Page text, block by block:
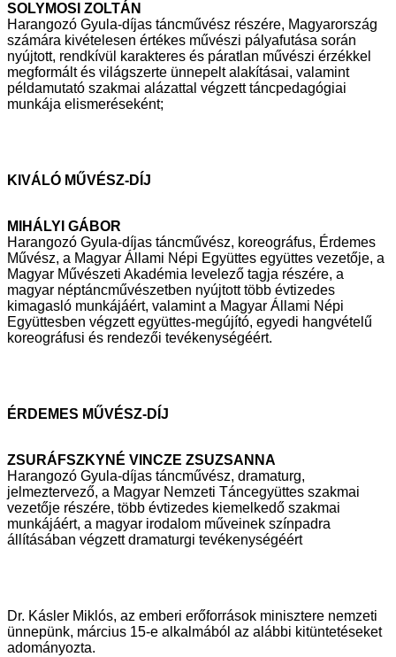
SOLYMOSI ZOLTÁN
Harangozó Gyula-díjas táncművész részére, Magyarország
számára kivételesen értékes művészi pályafutása során
nyújtott, rendkívül karakteres és páratlan művészi érzékkel
megformált és világszerte ünnepelt alakításai, valamint
példamutató szakmai alázattal végzett táncpedagógiai
munkája elismeréseként;
KIVÁLÓ MŰVÉSZ-DÍJ
MIHÁLYI GÁBOR
Harangozó Gyula-díjas táncművész, koreográfus, Érdemes
Művész, a Magyar Állami Népi Együttes együttes vezetője, a
Magyar Művészeti Akadémia levelező tagja részére, a
magyar néptáncművészetben nyújtott több évtizedes
kimagasló munkájáért, valamint a Magyar Állami Népi
Együttesben végzettegyüttes-megújító, egyedi hangvételű
koreográfusi és rendezői tevékenységéért.
ÉRDEMES MŰVÉSZ-DÍJ
ZSURÁFSZKYNÉ VINCZE ZSUZSANNA
Harangozó Gyula-díjas táncművész, dramaturg,
jelmeztervező, a Magyar Nemzeti Táncegyüttes szakmai
vezetője részére, több évtizedes kiemelkedő szakmai
munkájáért, a magyar irodalom műveinek színpadra
állításában végzett dramaturgi tevékenységéért
Dr. Kásler Miklós, az emberi erőforrások minisztere nemzeti
ünnepünk, március 15-e alkalmából az alábbi kitüntetéseket
adományozta.